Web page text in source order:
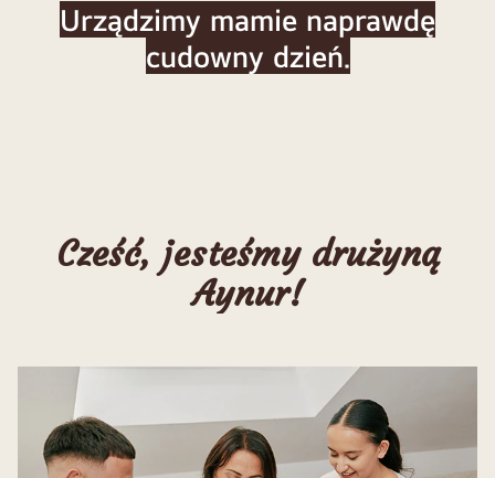
Urządzimy mamie naprawdę
cudowny dzień.
Cześć, jesteśmy drużyną
Aynur!